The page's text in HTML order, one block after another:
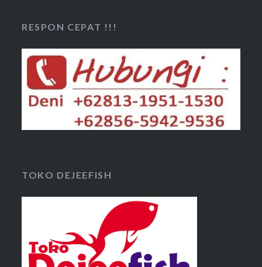
RESPON CEPAT !!!
TOKO DEJEEFISH